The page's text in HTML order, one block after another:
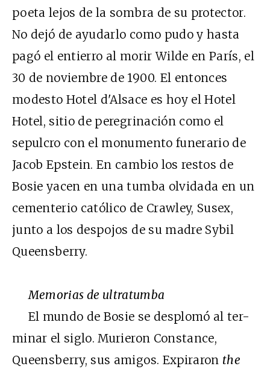
poeta lejos de la sombra de su protector.
No dejó de ayudarlo como pudo y hasta
pagó el entierro al morir Wilde en París, el
30 de noviembre de 1900. El entonces
modesto Hotel d'Alsace es hoy el Hotel
Hotel, sitio de peregrinación como el
sepulcro con el monumento funerario de
Jacob Epstein. En cambio los restos de
Bosie yacen en una tumba olvidada en un
cementerio católico de Crawley, Susex,
junto a los despojos de su madre Sybil
Queensberry.
Memorias de ultratumba
El mundo de Bosie se desplomó al ter-
minar el siglo. Murieron Constance,
Queensberry, sus amigos. Expiraron the